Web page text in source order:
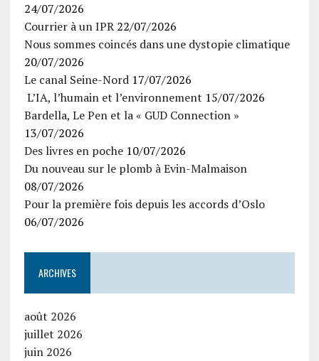
24/07/2026
Courrier à un IPR 22/07/2026
Nous sommes coincés dans une dystopie climatique
20/07/2026
Le canal Seine-Nord 17/07/2026
L’IA, l’humain et l’environnement 15/07/2026
Bardella, Le Pen et la « GUD Connection »
13/07/2026
Des livres en poche 10/07/2026
Du nouveau sur le plomb à Evin-Malmaison
08/07/2026
Pour la première fois depuis les accords d’Oslo
06/07/2026
ARCHIVES
août 2026
juillet 2026
juin 2026